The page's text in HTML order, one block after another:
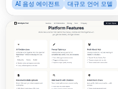
AI 음성 에이전트
대규모 언어 모델